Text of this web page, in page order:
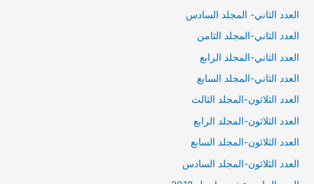
العدد الثاني- المجلد السادس
العدد الثاني-المجلد الثامن
العدد الثاني-المجلد الرابع
العدد الثاني-المجلد السابع
العدد الثلاثون-المجلد الثالث
العدد الثلاثون-المجلد الرابع
العدد الثلاثون-المجلد السابع
العدد الثلاثون-المجلد السادس